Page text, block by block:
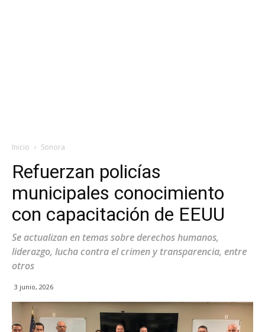
Inicio Sonora
Refuerzan policías
municipales conocimiento
con capacitación de EEUU
Se actualizan en temas sobre derechos humanos,
liderazgo, lucha contra el crimen y transparencia, entre
otros
3 junio, 2026